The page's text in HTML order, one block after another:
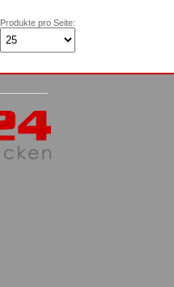
Produkte pro Seite: